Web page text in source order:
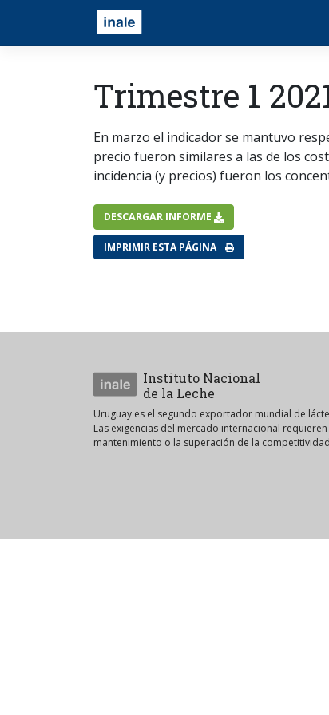
Trimestre 1
En marzo el indicador se mantuvo
precio fueron similares a las de los
incidencia (y precios) fueron los
DESCARGAR INFORME
IMPRIMIR ESTA PÁGINA
Instituto Nacional
de la Leche
Uruguay es el segundo exportador mundial de
Las exigencias del mercado internacional
mantenimiento o la superación de la